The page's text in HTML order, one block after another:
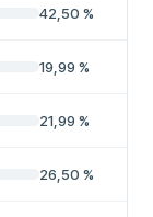
42,50 %
19,99 %
21,99 %
26,50 %